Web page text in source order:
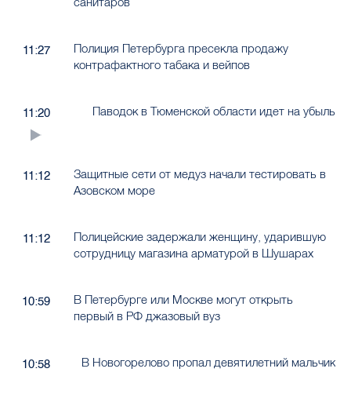
11:27
Полиция Петербурга пресекла продажу
контрафактного табака и вейпов
11:20 Паводок в Тюменской области идет на убыль
11:12
Защитные сети от медуз начали тестировать в
Азовском море
11:12
Полицейские задержали женщину, ударившую
сотрудницу магазина арматурой в Шушарах
10:59
В Петербурге или Москве могут открыть
первый в РФ джазовый вуз
10:58 В Новогорелово пропал девятилетний мальчик